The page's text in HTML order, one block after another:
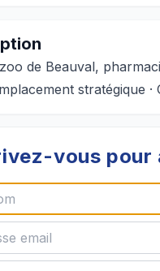
de Beauval,
stratégique ·
vous pour